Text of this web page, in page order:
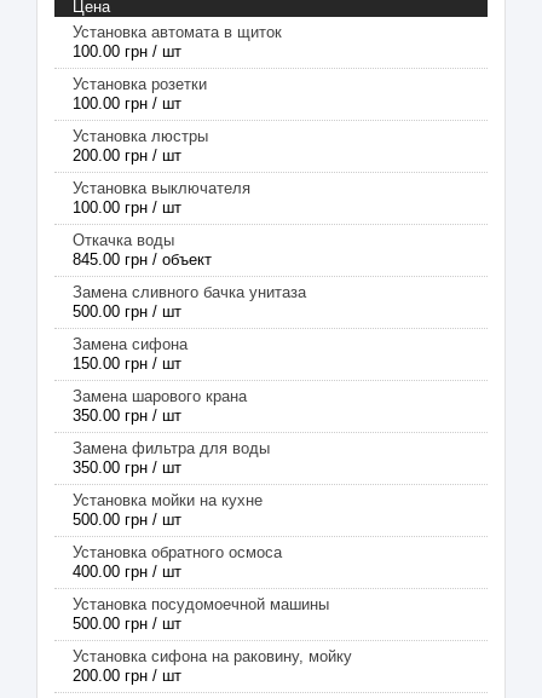
Цена
Установка автомата в щиток
100.00 грн / шт
Установка розетки
100.00 грн / шт
Установка люстры
200.00 грн / шт
Установка выключателя
100.00 грн / шт
Откачка воды
845.00 грн / объект
Замена сливного бачка унитаза
500.00 грн / шт
Замена сифона
150.00 грн / шт
Замена шарового крана
350.00 грн / шт
Замена фильтра для воды
350.00 грн / шт
Установка мойки на кухне
500.00 грн / шт
Установка обратного осмоса
400.00 грн / шт
Установка посудомоечной машины
500.00 грн / шт
Установка сифона на раковину, мойку
200.00 грн / шт